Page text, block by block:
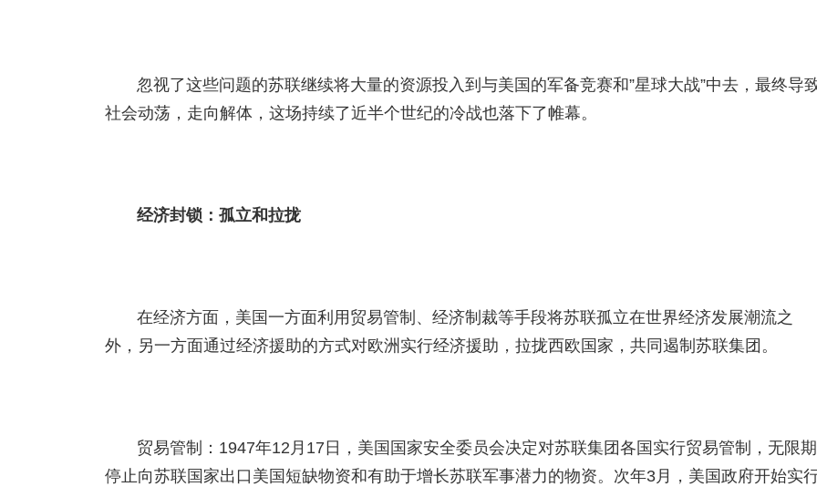
忽视了这些问题的苏联继续将大量的资源投入到与美国的军备竞赛和”星球大战”中去，最终导
社会动荡，走向解体，这场持续了近半个世纪的冷战也落下了帷幕。
经济封锁：孤立和拉拢
在经济方面，美国一方面利用贸易管制、经济制裁等手段将苏联孤立在世界经济发展潮流之
外，另一方面通过经济援助的方式对欧洲实行经济援助，拉拢西欧国家，共同遏制苏联集团。
贸易管制：1947年12月17日，美国国家安全委员会决定对苏联集团各国实行贸易管制，无限期
停止向苏联国家出口美国短缺物资和有助于增长苏联军事潜力的物资。次年3月，美国政府开始实